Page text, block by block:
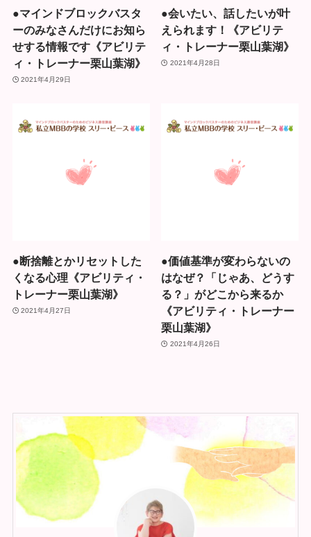
●マインドブロックバスタ
ーのみなさんだけにお知ら
せする情報です《アビリテ
ィ・トレーナー栗山葉湖》
2021年4月29日
●会いたい、話したいが叶
えられます！《アビリテ
ィ・トレーナー栗山葉湖》
2021年4月28日
●断捨離とかリセットした
くなる心理《アビリティ・
トレーナー栗山葉湖》
2021年4月27日
●価値基準が変わらないの
はなぜ？「じゃあ、どうす
る？」がどこから来るか
《アビリティ・トレーナー
栗山葉湖》
2021年4月26日